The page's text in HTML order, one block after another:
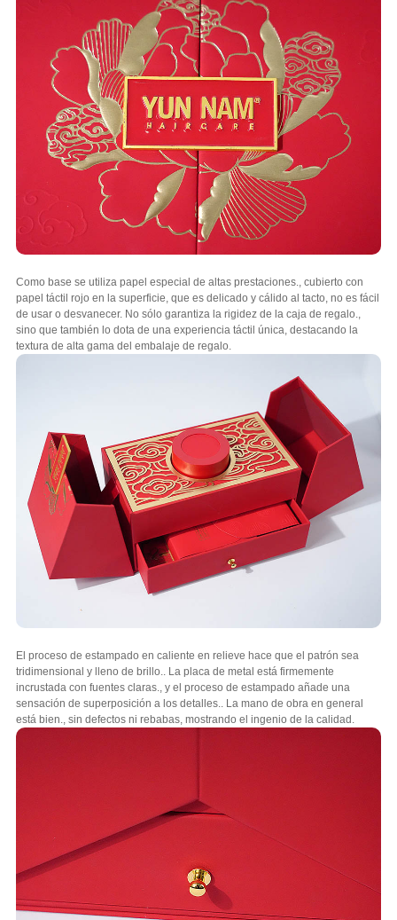
Como base se utiliza papel especial de altas prestaciones., cubierto con
papel táctil rojo en la superficie, que es delicado y cálido al tacto, no es fácil
de usar o desvanecer. No sólo garantiza la rigidez de la caja de regalo.,
sino que también lo dota de una experiencia táctil única, destacando la
textura de alta gama del embalaje de regalo.
El proceso de estampado en caliente en relieve hace que el patrón sea
tridimensional y lleno de brillo.. La placa de metal está firmemente
incrustada con fuentes claras., y el proceso de estampado añade una
sensación de superposición a los detalles.. La mano de obra en general
está bien., sin defectos ni rebabas, mostrando el ingenio de la calidad.